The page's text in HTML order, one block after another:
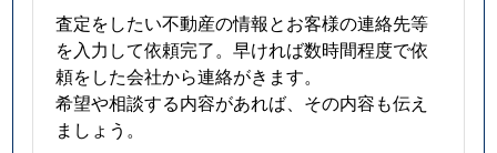
査定をしたい不動産の情報とお客様の連絡先等
を入力して依頼完了。早ければ数時間程度で依
頼をした会社から連絡がきます。
希望や相談する内容があれば、その内容も伝え
ましょう。